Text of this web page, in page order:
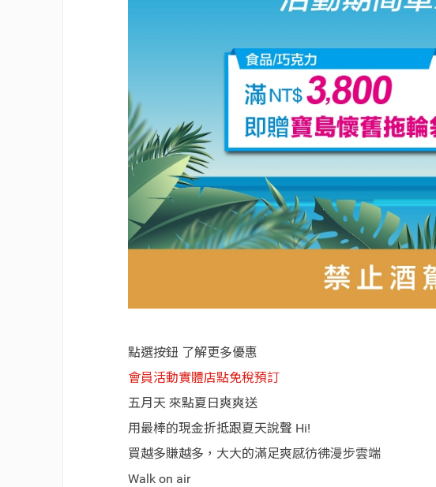
點選按鈕 了解更多優惠
會員活動實體店點免稅預訂
五月天 來點夏日爽爽送
用最棒的現金折抵跟夏天說聲 Hi!
買越多賺越多，大大的滿足爽感彷彿漫步雲端
Walk on air